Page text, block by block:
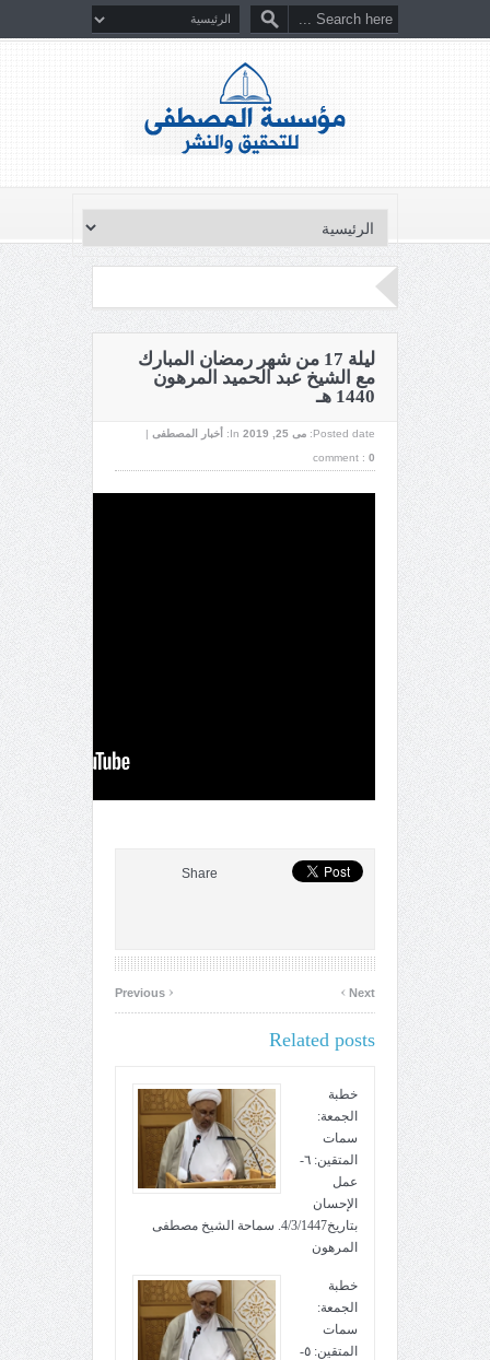
ليلة 17 من شهر رمضان المبارك
مع الشيخ عبد الحميد المرهون
1440 هـ
Posted date: می 25, 2019 In: أخبار المصطفى |
comment : 0
Share
‹ Next
›
Related posts
خطبة
الجمعة:
سمات
المتقين: ٦-
عمل
الإحسان
بتاريخ4/3/1447. سماحة الشيخ مصطفى
المرهون
خطبة
الجمعة:
سمات
المتقين: ٥-